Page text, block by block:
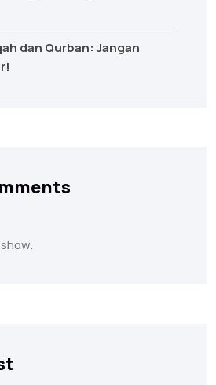
dan Qurban: Jangan